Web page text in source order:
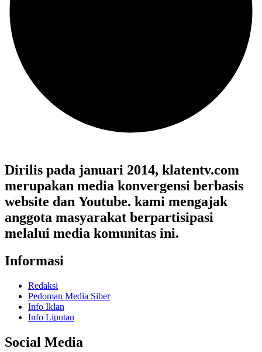
Dirilis pada januari 2014, klatentv.com
merupakan media konvergensi berbasis
website dan Youtube. kami mengajak
anggota masyarakat berpartisipasi
melalui media komunitas ini.
Informasi
Redaksi
Pedoman Media Siber
Info Iklan
Info Liputan
Social Media